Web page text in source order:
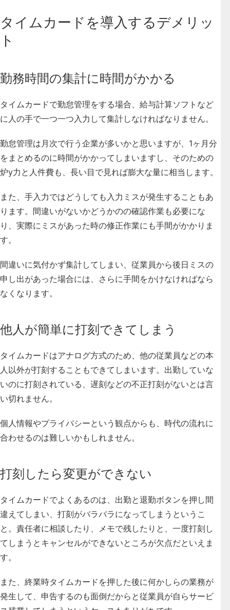
タイムカードを導入するデメリッ
ト
勤務時間の集計に時間がかかる
タイムカードで勤怠管理をする場合、給与計算ソフトなど
に人の手で一つ一つ入力して集計しなければなりません。
勤怠管理は月次で行う企業が多いかと思いますが、1ヶ月分
をまとめるのに時間がかかってしまいますし、そのための
炉y力と人件費も、長い目で見れば膨大な量に相当します。
また、手入力ではどうしても入力ミスが発生することもあ
ります。間違いがないかどうかのの確認作業も必要にな
り、実際にミスがあった時の修正作業にも手間がかかりま
す。
間違いに気付かず集計してしまい、従業員から後日ミスの
申し出があった場合には、さらに手間をかけなければなら
なくなります。
他人が簡単に打刻できてしまう
タイムカードはアナログ方式のため、他の従業員などの本
人以外が打刻することもできてしまいます。出勤していな
いのに打刻されている、遅刻などの不正打刻がないとは言
い切れません。
個人情報やプライバシーという観点からも、時代の流れに
合わせるのは難しいかもしれません。
打刻したら変更ができない
タイムカードでよくあるのは、出勤と退勤ボタンを押し間
違えてしまい、打刻がバラバラになってしまうというこ
と。責任者に相談したり、メモで残したりと、一度打刻し
てしまうとキャンセルができないところが欠点だといえま
す。
また、終業時タイムカードを押した後に何かしらの業務が
発生して、申告するのも面倒だからと従業員が自らサービ